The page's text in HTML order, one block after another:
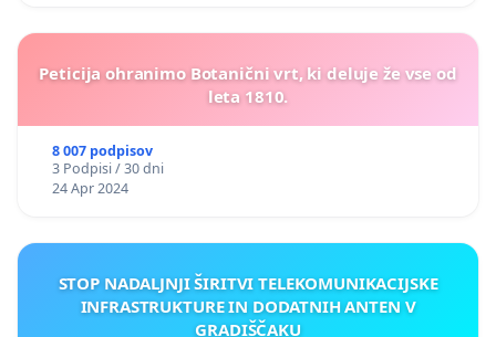
Peticija ohranimo Botanični vrt, ki deluje že vse od
leta 1810.
8 007 podpisov
3 Podpisi / 30 dni
24 Apr 2024
STOP NADALJNJI ŠIRITVI TELEKOMUNIKACIJSKE
INFRASTRUKTURE IN DODATNIH ANTEN V
GRADIŠČAKU